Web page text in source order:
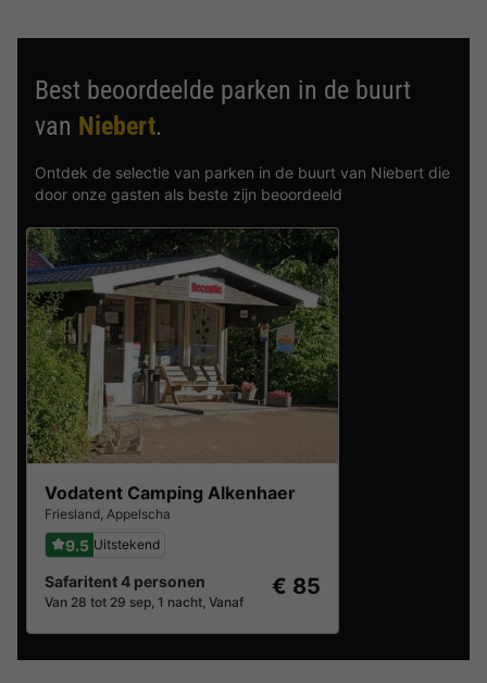
Best beoordeelde parken in de buurt
van Niebert.
Ontdek de selectie van parken in de buurt van Niebert die
door onze gasten als beste zijn beoordeeld
Vodatent Camping Alkenhaer
Friesland, Appelscha
9.5 Uitstekend
Safaritent 4 personen
Van 28 tot 29 sep, 1 nacht, Vanaf
€ 85